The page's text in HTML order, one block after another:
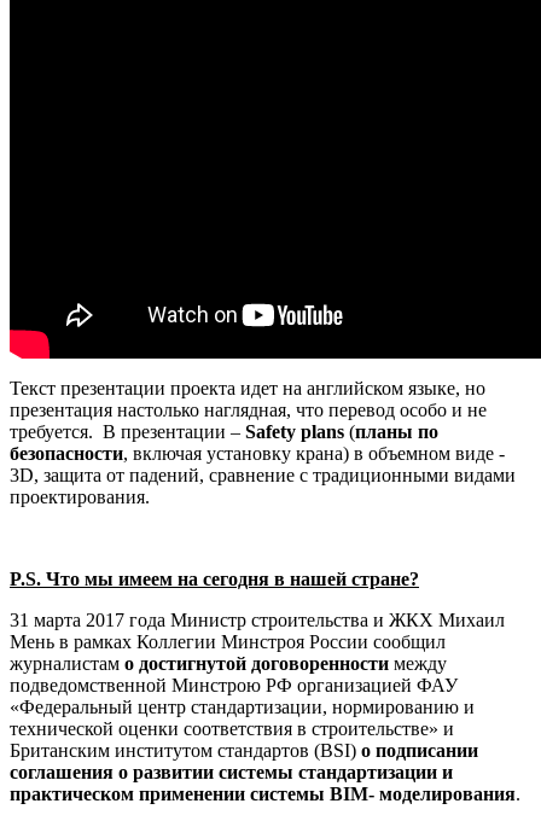
Текст презентации проекта идет на английском языке, но
презентация настолько наглядная, что перевод особо и не
требуется. В презентации – Safety plans (планы по
безопасности, включая установку крана) в объемном виде -
3D, защита от падений, сравнение с традиционными видами
проектирования.
P.S. Что мы имеем на сегодня в нашей стране?
31 марта 2017 года Министр строительства и ЖКХ Михаил
Мень в рамках Коллегии Минстроя России сообщил
журналистам о достигнутой договоренности между
подведомственной Минстрою РФ организацией ФАУ
«Федеральный центр стандартизации, нормированию и
технической оценки соответствия в строительстве» и
Британским институтом стандартов (BSI) о подписании
соглашения о развитии системы стандартизации и
практическом применении системы BIM- моделирования.